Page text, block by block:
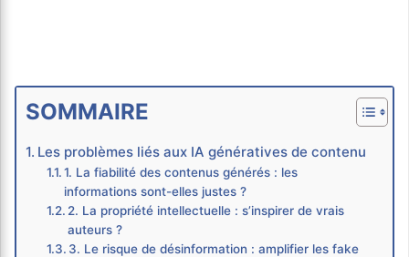
SOMMAIRE
Les problèmes liés aux IA génératives de contenu
1. La fiabilité des contenus générés : les
informations sont-elles justes ?
2. La propriété intellectuelle : s’inspirer de vrais
auteurs ?
3. Le risque de désinformation : amplifier les fake